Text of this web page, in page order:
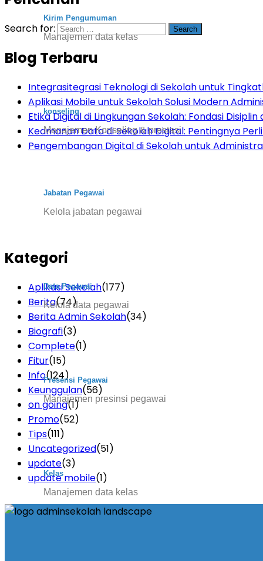
Kirim Pengumuman
Manajemen data kelas
konseling
Manajemen Konseling & prestasi
Jabatan Pegawai
Kelola jabatan pegawai
Data Pegawai
Kelola data pegawai
Presensi Pegawai
Manajemen presinsi pegawai
Kelas
Manajemen data kelas
Search for:
Blog Terbaru
Integrasitegrasi Teknologi di Sekolah untuk
Aplikasi Mobile untuk Sekolah Solusi Modern
Etika Digital di Lingkungan Sekolah: Fondasi Disiplin
Keamanan Data di Sekolah Digital: Pentingnya
Pengembangan Digital di Sekolah untuk
Kategori
Aplikasi Sekolah(177)
Berita(74)
Berita Admin Sekolah(34)
Biografi(3)
Complete(1)
Fitur(15)
Info(124)
Keunggulan(56)
on going(1)
Promo(52)
Tips(111)
Uncategorized(51)
update(3)
update mobile(1)